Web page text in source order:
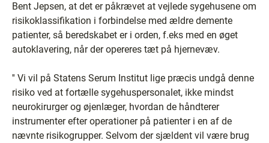
Bent Jepsen, at det er påkrævet at vejlede sygehusene om
risikoklassifikation i forbindelse med ældre demente
patienter, så beredskabet er i orden, f.eks med en øget
autoklavering, når der opereres tæt på hjernevæv.
'' Vi vil på Statens Serum Institut lige præcis undgå denne
risiko ved at fortælle sygehuspersonalet, ikke mindst
neurokirurger og øjenlæger, hvordan de håndterer
instrumenter efter operationer på patienter i en af de
nævnte risikogrupper. Selvom der sjældent vil være brug